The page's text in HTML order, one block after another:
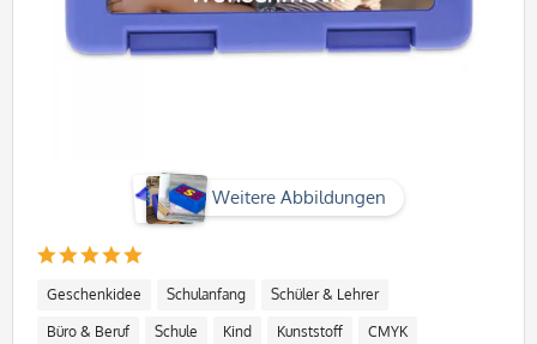
Weitere Abbildungen
Geschenkidee Schulanfang Schüler & Lehrer
Büro & Beruf Schule Kind Kunststoff CMYK